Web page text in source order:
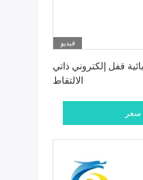
فيديو
قفل إلكتروني ذاتي
الالتقاط